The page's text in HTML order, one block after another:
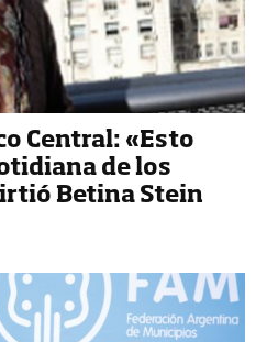
Central: «Esto
de los
Betina Stein